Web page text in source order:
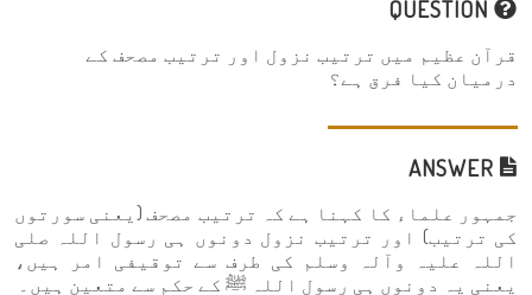
قرآن عظیم میں ترتیب نزول اور ترتیب مصحف کے
درمیان کیا فرق ہے؟
جمہور علماء کا کہنا ہے کہ ترتیب مصحف (یعنی سورتوں
کی ترتیب) اور ترتیب نزول دونوں ہی رسول اللہ صلی
اللہ علیہ وآلہ وسلم کی طرف سے توقیفی امر ہیں،
یعنی یہ دونوں ہی رسول اللہ ﷺ کے حکم سے متعین ہیں۔